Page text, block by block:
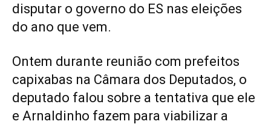
disputar o governo do ES nas eleições
do ano que vem.
Ontem durante reunião com prefeitos
capixabas na Câmara dos Deputados, o
deputado falou sobre a tentativa que ele
e Arnaldinho fazem para viabilizar a